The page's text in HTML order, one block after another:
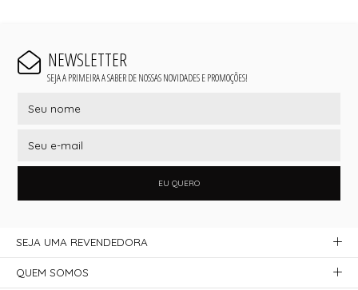
NEWSLETTER
SEJA A PRIMEIRA A SABER DE NOSSAS NOVIDADES E PROMOÇÕES!
EU QUERO
SEJA UMA REVENDEDORA
QUEM SOMOS